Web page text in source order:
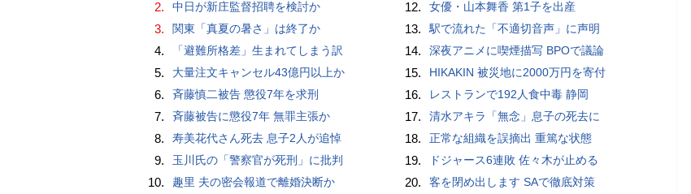
2. 中日が新庄監督招聘を検討か
3. 関東「真夏の暑さ」は終了か
4. 「避難所格差」生まれてしまう訳
5. 大量注文キャンセル43億円以上か
6. 斉藤慎二被告 懲役7年を求刑
7. 斉藤被告に懲役7年 無罪主張か
8. 寿美花代さん死去 息子2人が追悼
9. 玉川氏の「警察官が死刑」に批判
10. 趣里 夫の密会報道で離婚決断か
12. 女優・山本舞香 第1子を出産
13. 駅で流れた「不適切音声」に声明
14. 深夜アニメに喫煙描写 BPOで議論
15. HIKAKIN 被災地に2000万円を寄付
16. レストランで192人食中毒 静岡
17. 清水アキラ「無念」息子の死去に
18. 正常な組織を誤摘出 重篤な状態
19. ドジャース6連敗 佐々木が止める
20. 客を閉め出します SAで徹底対策